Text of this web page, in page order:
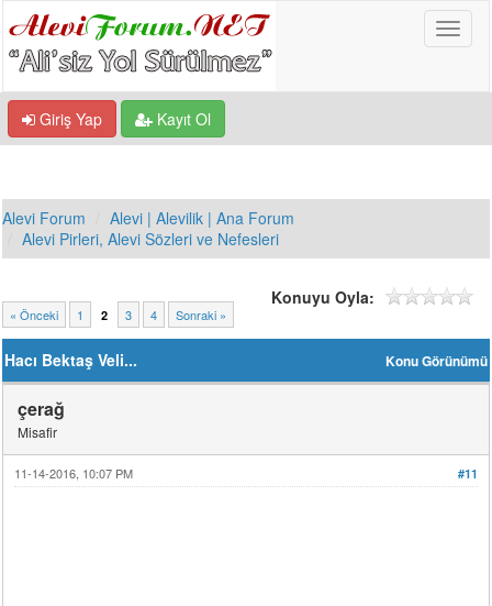
Giriş Yap Kayıt Ol
Alevi Forum
Alevi | Alevilik | Ana Forum
Alevi Pirleri, Alevi Sözleri ve Nefesleri
« Önceki 1 2 3 4 Sonraki »
Konuyu Oyla:
Konu Görünümü
Hacı Bektaş Veli...
çerağ
Misafir
#11
11-14-2016, 10:07 PM